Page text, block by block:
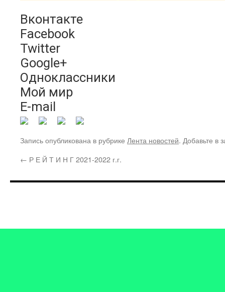
Вконтакте
Facebook
Twitter
Google+
Одноклассники
Мой мир
E-mail
Запись опубликована в рубрике Лента новостей. Добавьте в
← Р Е Й Т И Н Г 2021-2022 г.г.